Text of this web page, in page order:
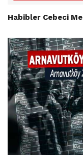
Habibler Cebeci